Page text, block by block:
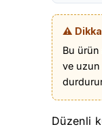
⚠️
Bu ürün
ve uzun
Düzenli